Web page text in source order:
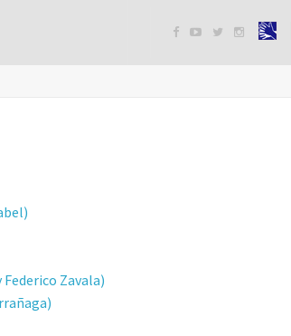
   
Zavala)